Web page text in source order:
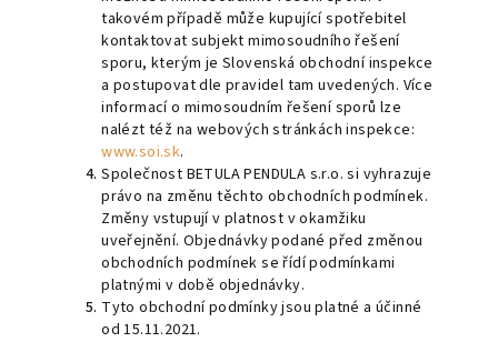
takovém případě může kupující spotřebitel
kontaktovat subjekt mimosoudního řešení
sporu, kterým je Slovenská obchodní inspekce
a postupovat dle pravidel tam uvedených. Více
informací o mimosoudním řešení sporů lze
nalézt též na webových stránkách inspekce:
www.soi.sk.
Společnost BETULA PENDULA s.r.o. si vyhrazuje
právo na změnu těchto obchodních podmínek.
Změny vstupují v platnost v okamžiku
uveřejnění. Objednávky podané před změnou
obchodních podmínek se řídí podmínkami
platnými v době objednávky.
Tyto obchodní podmínky jsou platné a účinné
od 15.11.2021.